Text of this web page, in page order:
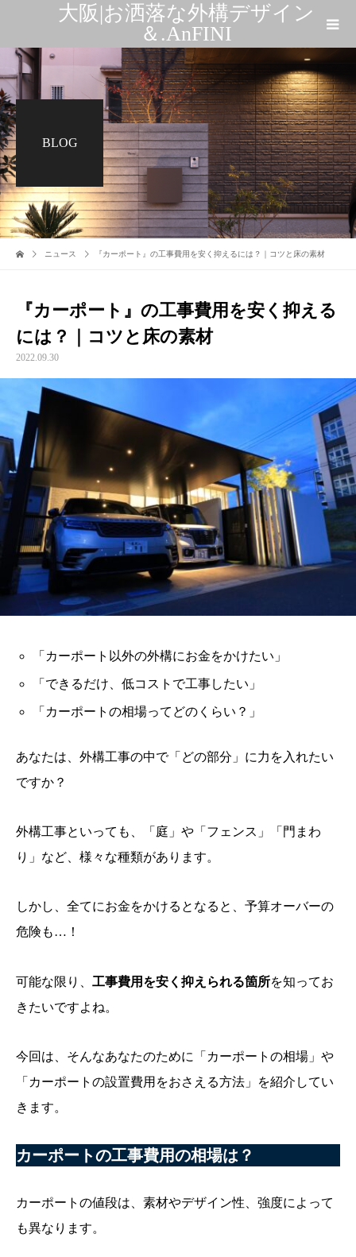
大阪|お洒落な外構デザイン
＆.AnFINI
BLOG
ニュース 『カーポート』の工事費用を安く抑えるには？｜コツと床の素材
『カーポート』の工事費用を安く抑える
には？｜コツと床の素材
2022.09.30
「カーポート以外の外構にお金をかけたい」
「できるだけ、低コストで工事したい」
「カーポートの相場ってどのくらい？」
あなたは、外構工事の中で「どの部分」に力を入れたい
ですか？
外構工事といっても、「庭」や「フェンス」「門まわ
り」など、様々な種類があります。
しかし、全てにお金をかけるとなると、予算オーバーの
危険も…！
可能な限り、 工事費用を安く抑えられる箇所を知ってお
きたいですよね。
今回は、そんなあなたのために「カーポートの相場」や
「カーポートの設置費用をおさえる方法」を紹介してい
きます。
カーポートの工事費用の相場は？
カーポートの値段は、素材やデザイン性、強度によって
も異なります。